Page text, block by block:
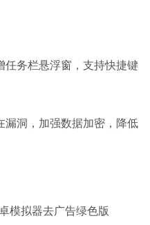
任务栏悬浮窗，支持快捷键
漏洞，加强数据加密，降低
模拟器去广告绿色版